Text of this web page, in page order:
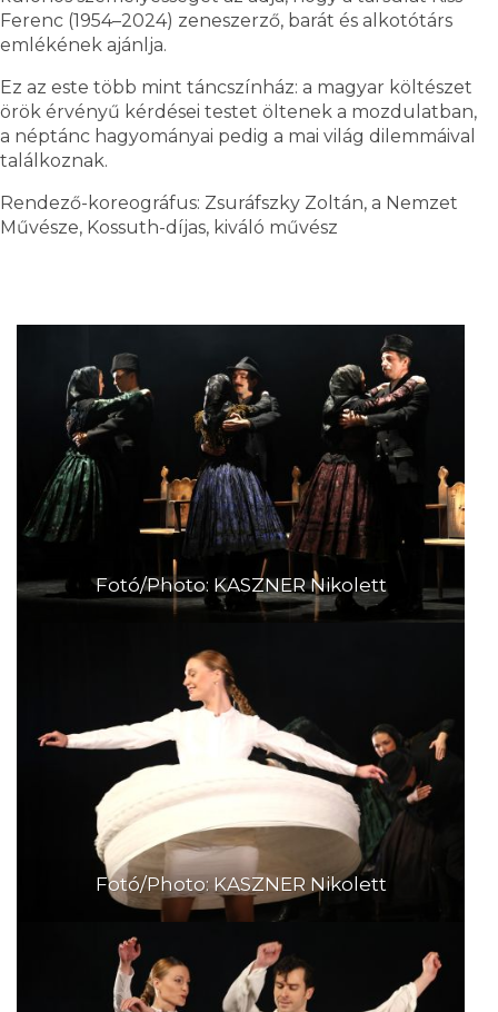
Ferenc (1954–2024) zeneszerző, barát és alkotótárs
emlékének ajánlja.
Ez az este több mint táncszínház: a magyar költészet
örök érvényű kérdései testet öltenek a mozdulatban,
a néptánc hagyományai pedig a mai világ dilemmáival
találkoznak.
Rendező-koreográfus: Zsuráfszky Zoltán, a Nemzet
Művésze, Kossuth-díjas, kiváló művész
Fotó/Photo: KASZNER Nikolett
Fotó/Photo: KASZNER Nikolett